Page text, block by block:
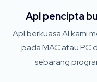
Apl pencipta
Apl berkuasa AI kami
pada MAC atau PC
sebarang